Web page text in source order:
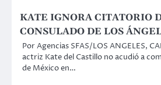
KATE IGNORA CITATORIO
CONSULADO DE LOS
Por Agencias SFAS/LOS ANGELES,
actriz Kate del Castillo no acudió a
de México en…